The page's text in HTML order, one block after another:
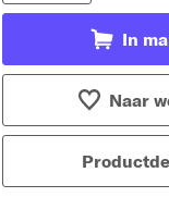
In
Naar